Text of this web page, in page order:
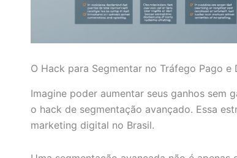
O Hack para Segmentar no Tráfego Pago e
Imagine poder aumentar seus ganhos sem
o hack de segmentação avançado. Essa
marketing digital no Brasil.